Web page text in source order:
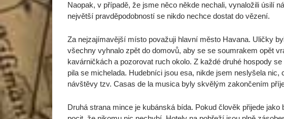
Naopak, v případě, že jsme něco někde nechali, vynaložili úsilí
největší pravděpodobností se nikdo nechce dostat do vězení.
Za nejzajímavější místo považuji hlavní město Havana. Uličky
všechny vyhnalo zpět do domovů, aby se se soumrakem opět
kavárničkách a pozorovat ruch okolo. Z každé druhé hospody
pila se michelada. Hudebníci jsou esa, nikde jsem neslyšela nic,
návštěvy tzv. Casas de la musica byly skvělým zakončením
Druhá strana mince je kubánská bída. Pokud člověk přijede